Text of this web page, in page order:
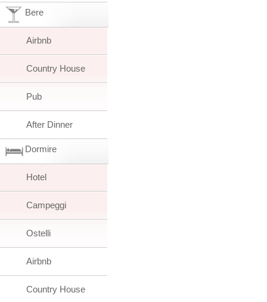
Bere
Airbnb
Country House
Pub
After Dinner
Dormire
Hotel
Campeggi
Ostelli
Airbnb
Country House